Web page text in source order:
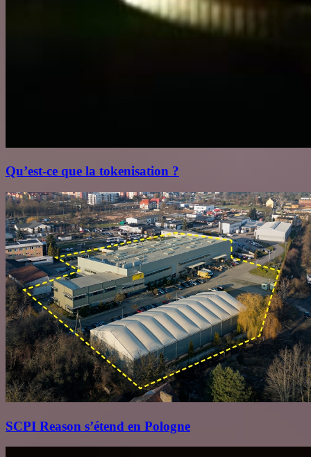
Qu’est‑ce que la tokenisation ?
SCPI Reason s’étend en Pologne